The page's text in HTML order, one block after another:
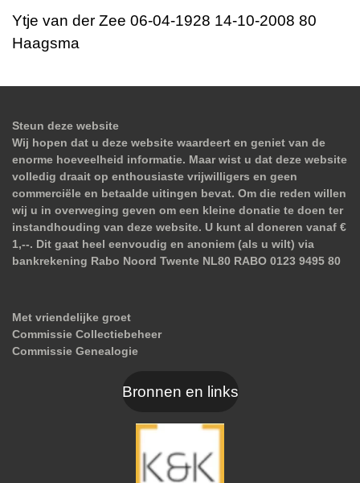
Ytje van der Zee 06-04-1928 14-10-2008 80
Haagsma
Steun deze website
Wij hopen dat u deze website waardeert en geniet van de
enorme hoeveelheid informatie. Maar wist u dat deze website
volledig draait op enthousiaste vrijwilligers en geen
commerciële en betaalde uitingen bevat. Om die reden willen
wij u in overweging geven om een kleine donatie te doen ter
instandhouding van deze website. U kunt al doneren vanaf €
1,--. Dit gaat heel eenvoudig en anoniem (als u wilt) via
bankrekening Rabo Noord Twente NL80 RABO 0123 9495 80
Met vriendelijke groet
Commissie Collectiebeheer
Commissie Genealogie
Bronnen en links